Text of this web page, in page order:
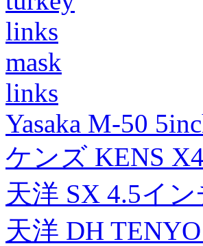
links
mask
links
Yasaka M-50
ケンズ KENS
天洋 SX 4.5イ
天洋 DH